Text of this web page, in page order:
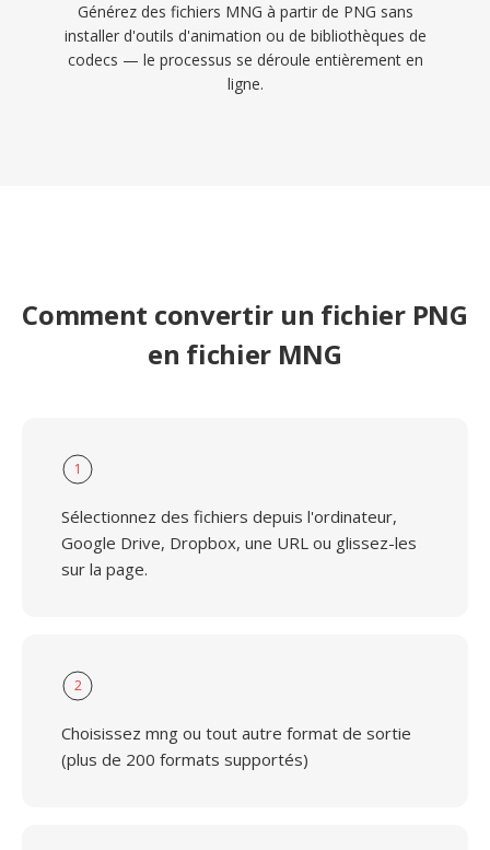
Générez des fichiers MNG à partir de PNG sans
installer d'outils d'animation ou de bibliothèques de
codecs — le processus se déroule entièrement en
ligne.
Comment convertir un fichier PNG
en fichier MNG
1
Sélectionnez des fichiers depuis l'ordinateur,
Google Drive, Dropbox, une URL ou glissez-les
sur la page.
2
Choisissez mng ou tout autre format de sortie
(plus de 200 formats supportés)